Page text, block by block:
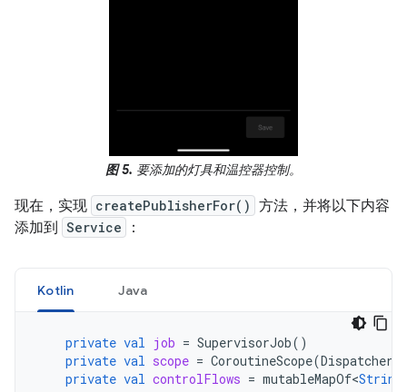
图 5. 要添加的灯具和温控器控制。
现在，实现 createPublisherFor() 方法，并将以下内容
添加到 Service ：
Kotlin Java
private val job = SupervisorJob()
private val scope = CoroutineScope(Dispatchers
private val controlFlows = mutableMapOf<String